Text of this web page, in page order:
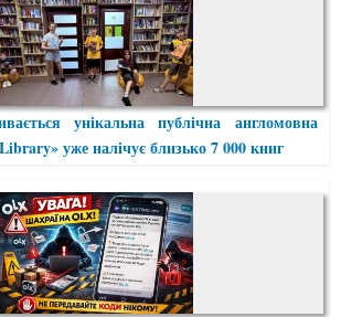
унікальна публічна англомовна
уже налічує близько 7 000 книг